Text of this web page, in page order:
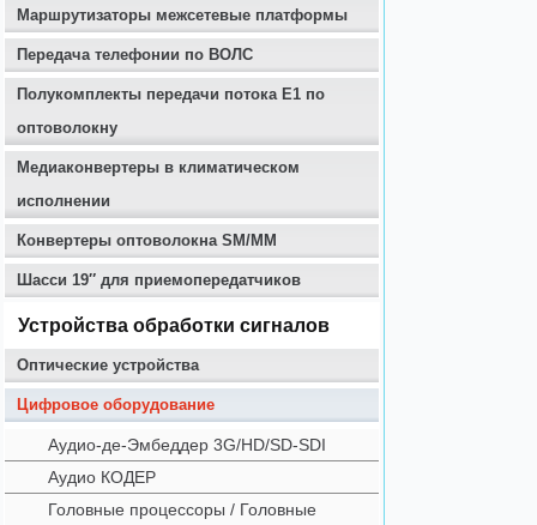
Маршрутизаторы межсетевые платформы
Передача телефонии по ВОЛС
Полукомплекты передачи потока E1 по
оптоволокну
Медиаконвертеры в климатическом
исполнении
Конвертеры оптоволокна SM/MM
Шасси 19″ для приемопередатчиков
Устройства обработки сигналов
Оптические устройства
Цифровое оборудование
Аудио-де-Эмбеддер 3G/HD/SD-SDI
Аудио КОДЕР
Головные процессоры / Головные